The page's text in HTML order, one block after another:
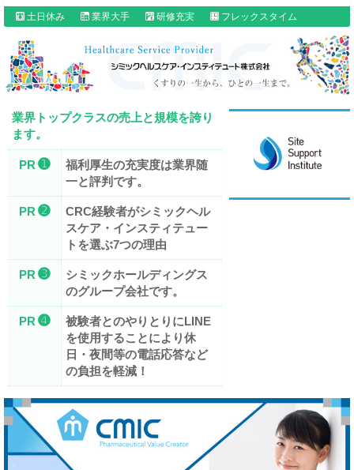
土日休み 業界大手 研修充実 フレックスタイム
業界トップクラスの売上と規模を誇り
ます。
PR➊
福利厚生の充実度は業界随
一と評判です。
PR➋
CRC経験者がシミックヘル
スケア・インスティテュー
トを選ぶ7つの理由
PR➌
シミックホールディングス
のグループ会社です。
PR➍
被験者とのやりとりにLINE
を使用することにより休
日・夜間等の電話応答など
の負担を軽減！